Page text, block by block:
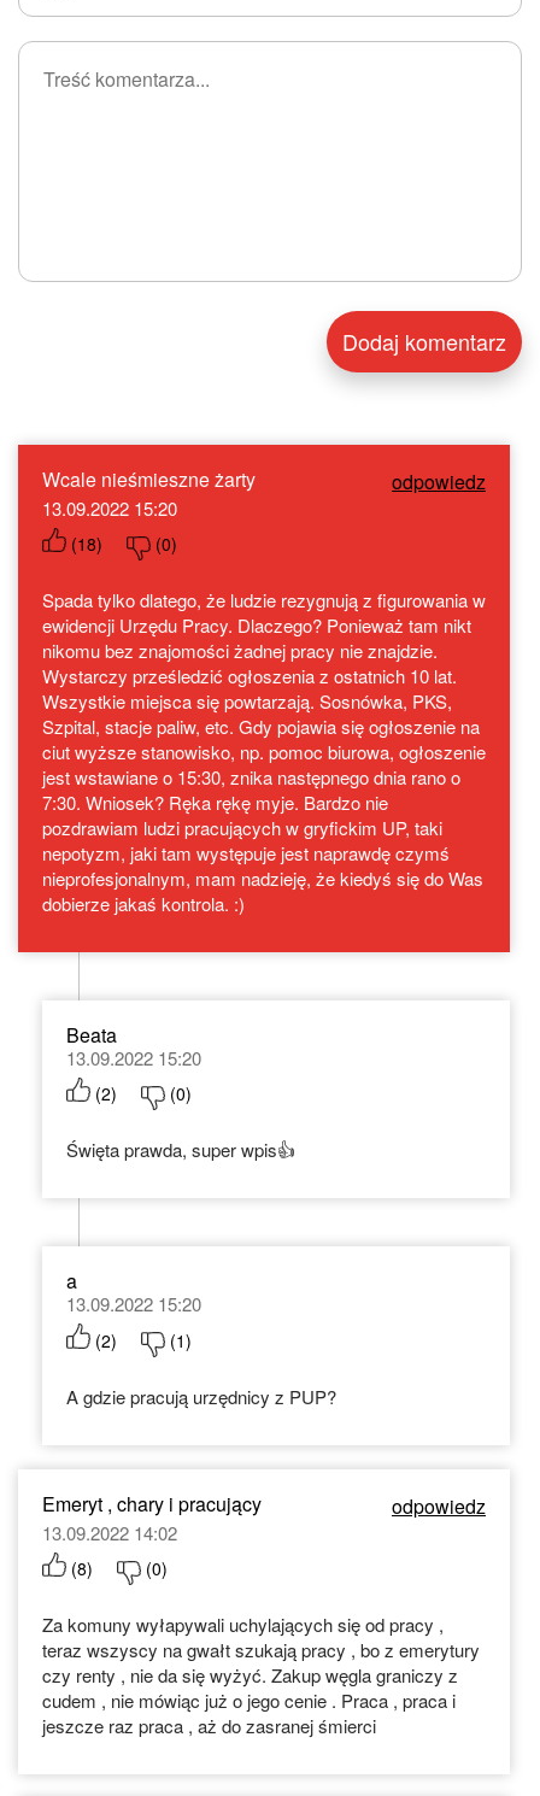
Wcale nieśmieszne żarty odpowiedz
13.09.2022 15:20
(18) (0)
Spada tylko dlatego, że ludzie rezygnują z figurowania w
ewidencji Urzędu Pracy. Dlaczego? Ponieważ tam nikt
nikomu bez znajomości żadnej pracy nie znajdzie.
Wystarczy prześledzić ogłoszenia z ostatnich 10 lat.
Wszystkie miejsca się powtarzają. Sosnówka, PKS,
Szpital, stacje paliw, etc. Gdy pojawia się ogłoszenie na
ciut wyższe stanowisko, np. pomoc biurowa, ogłoszenie
jest wstawiane o 15:30, znika następnego dnia rano o
7:30. Wniosek? Ręka rękę myje. Bardzo nie
pozdrawiam ludzi pracujących w gryfickim UP, taki
nepotyzm, jaki tam występuje jest naprawdę czymś
nieprofesjonalnym, mam nadzieję, że kiedyś się do Was
dobierze jakaś kontrola. :)
Beata
13.09.2022 15:20
(2) (0)
Święta prawda, super wpis👍
a
13.09.2022 15:20
(2) (1)
A gdzie pracują urzędnicy z PUP?
Emeryt , chary i pracujący odpowiedz
13.09.2022 14:02
(8) (0)
Za komuny wyłapywali uchylających się od pracy ,
teraz wszyscy na gwałt szukają pracy , bo z emerytury
czy renty , nie da się wyżyć. Zakup węgla graniczy z
cudem , nie mówiąc już o jego cenie . Praca , praca i
jeszcze raz praca , aż do zasranej śmierci